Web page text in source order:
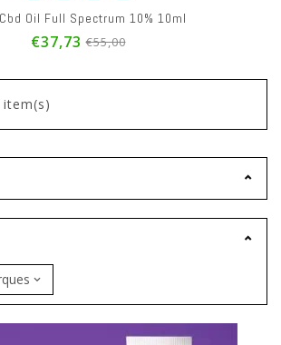
Oil Full Spectrum 10% 10ml
€37,73 €55,00